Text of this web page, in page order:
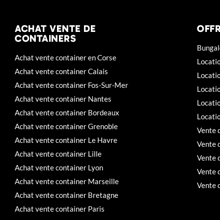
ACHAT VENTE DE
CONTAINERS
Achat vente container en Corse
Achat vente container Calais
Achat vente container Fos-Sur-Mer
Achat vente container Nantes
Achat vente container Bordeaux
Achat vente container Grenoble
Achat vente container Le Havre
Achat vente container Lille
Achat vente container Lyon
Achat vente container Marseille
Achat vente container Bretagne
Achat vente container Paris
Vente
Vente
Vente
Vente
Vente